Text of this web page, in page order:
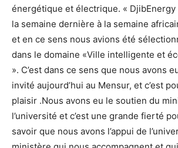
énergétique et électrique. « DjibEnergy
la semaine dernière à la semaine
et en ce sens nous avions été
dans le domaine «Ville intelligente et
». C’est dans ce sens que nous avons
invité aujourd’hui au Mensur, et c’est
plaisir .Nous avons eu le soutien du
l’université et c’est une grande fierté
savoir que nous avons l’appui de